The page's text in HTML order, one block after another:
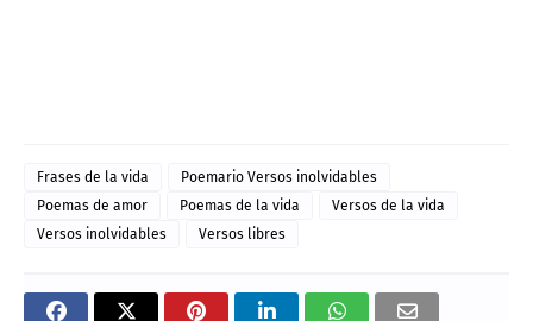
Frases de la vida
Poemario Versos inolvidables
Poemas de amor
Poemas de la vida
Versos de la vida
Versos inolvidables
Versos libres